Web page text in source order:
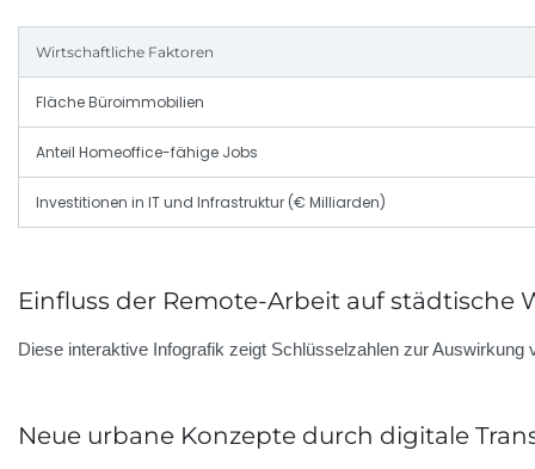
Wirtschaftliche Faktoren
Fläche Büroimmobilien
Anteil Homeoffice-fähige Jobs
Investitionen in IT und Infrastruktur (€ Milliarden)
Einfluss der Remote-Arbeit auf städtische
Diese interaktive Infografik zeigt Schlüsselzahlen zur
Neue urbane Konzepte durch digitale